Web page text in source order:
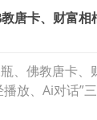
唐卡、财富
、佛教唐卡
放、Ai对话”